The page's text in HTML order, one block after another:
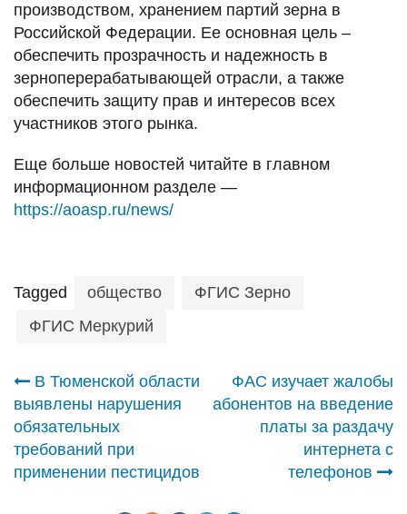
производством, хранением партий зерна в
Российской Федерации. Ее основная цель –
обеспечить прозрачность и надежность в
зерноперерабатывающей отрасли, а также
обеспечить защиту прав и интересов всех
участников этого рынка.
Еще больше новостей читайте в главном
информационном разделе —
https://aoasp.ru/news/
Tagged общество
ФГИС Зерно
ФГИС Меркурий
Навигация
по
записям
В Тюменской области
выявлены нарушения
обязательных
требований при
применении пестицидов
ФАС изучает жалобы
абонентов на введение
платы за раздачу
интернета с
телефонов